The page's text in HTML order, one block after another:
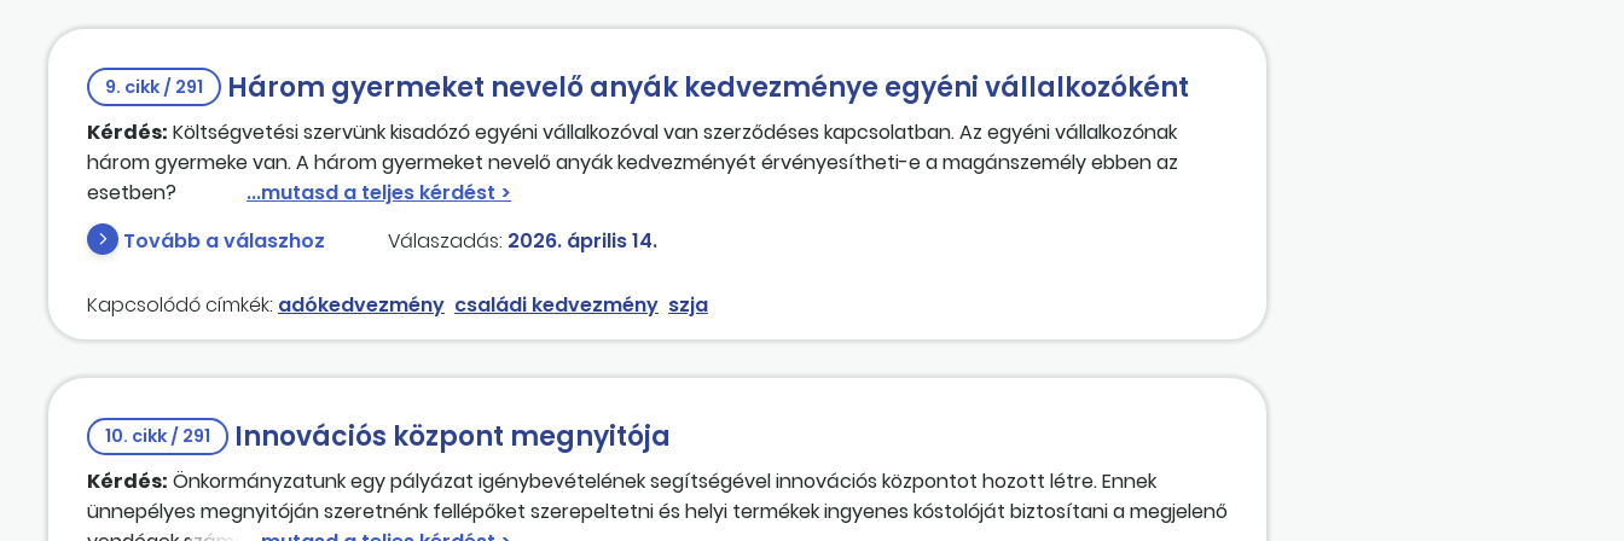
9. cikk / 291 Három gyermeket nevelő anyák kedvezménye egyéni vállalkozóként
Kérdés: Költségvetési szervünk kisadózó egyéni vállalkozóval van szerződéses kapcsolatban. Az egyéni vállalkozónak
három gyermeke van. A három gyermeket nevelő anyák kedvezményét érvényesítheti-e a magánszemély ebben az
esetben?
Tovább a válaszhoz
Válaszadás: 2026. április 14.
Kapcsolódó címkék: adókedvezmény családi kedvezmény szja
10. cikk / 291 Innovációs központ megnyitója
Kérdés: Önkormányzatunk egy pályázat igénybevételének segítségével innovációs központot hozott létre. Ennek
ünnepélyes megnyitóján szeretnénk fellépőket szerepeltetni és helyi termékek ingyenes kóstolóját biztosítani a megjelenő